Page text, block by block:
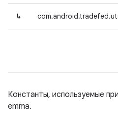
↳
Константы, используемые
emma.